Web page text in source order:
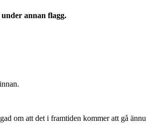
annan flagg.
om att det i framtiden kommer att gå ännu